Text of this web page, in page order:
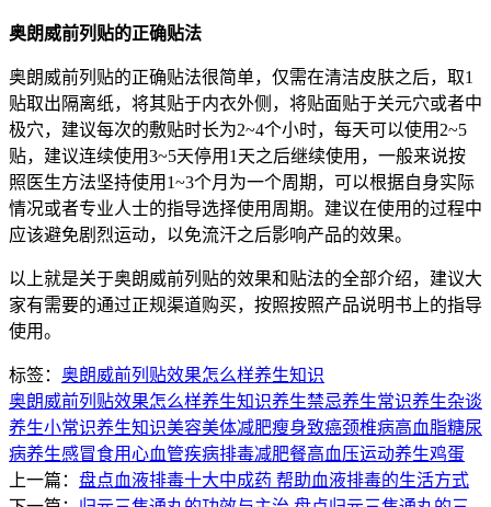
奥朗威前列贴的正确贴法
奥朗威前列贴的正确贴法很简单，仅需在清洁皮肤之后，取1
贴取出隔离纸，将其贴于内衣外侧，将贴面贴于关元穴或者中
极穴，建议每次的敷贴时长为2~4个小时，每天可以使用2~5
贴，建议连续使用3~5天停用1天之后继续使用，一般来说按
照医生方法坚持使用1~3个月为一个周期，可以根据自身实际
情况或者专业人士的指导选择使用周期。建议在使用的过程中
应该避免剧烈运动，以免流汗之后影响产品的效果。
以上就是关于奥朗威前列贴的效果和贴法的全部介绍，建议大
家有需要的通过正规渠道购买，按照按照产品说明书上的指导
使用。
标签： 奥朗威前列贴效果怎么样养生知识
奥朗威前列贴效果怎么样养生知识养生禁忌养生常识养生杂谈
养生小常识养生知识美容美体减肥瘦身致癌颈椎病高血脂糖尿
病养生感冒食用心血管疾病排毒减肥餐高血压运动养生鸡蛋
上一篇： 盘点血液排毒十大中成药 帮助血液排毒的生活方式